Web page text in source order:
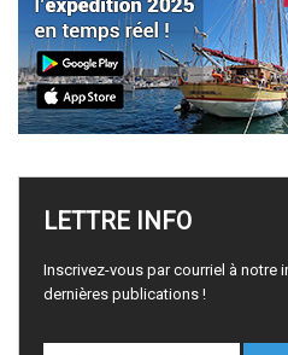
LETTRE INFO
Inscrivez-vous par courriel à notre
dernières publications !